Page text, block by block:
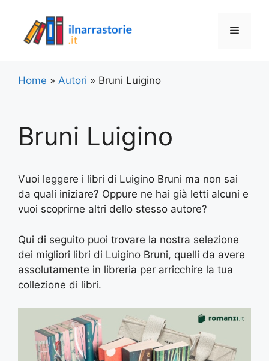
contenuto
Menu
Home » Autori » Bruni Luigino
Bruni Luigino
Vuoi leggere i libri di Luigino Bruni ma non sai
da quali iniziare? Oppure ne hai già letti alcuni e
vuoi scoprirne altri dello stesso autore?
Qui di seguito puoi trovare la nostra selezione
dei migliori libri di Luigino Bruni, quelli da avere
assolutamente in libreria per arricchire la tua
collezione di libri.